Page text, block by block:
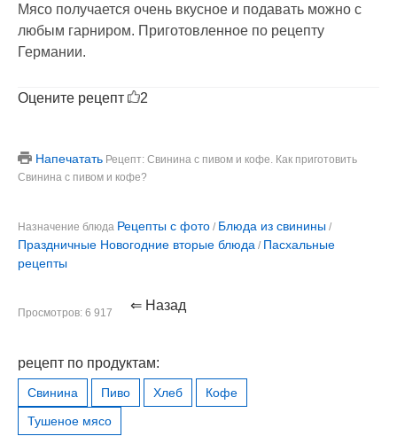
Мясо получается очень вкусное и подавать можно с
любым гарниром. Приготовленное по рецепту
Германии.
Оцените рецепт 2
Напечатать Рецепт: Свинина с пивом и кофе. Как приготовить
Свинина с пивом и кофе?
Назначение блюда Рецепты с фото / Блюда из свинины /
Праздничные Новогодние вторые блюда / Пасхальные
рецепты
Просмотров: 6 917 ⇐ Назад
рецепт по продуктам:
Свинина Пиво Хлеб
Кофе
Тушеное мясо